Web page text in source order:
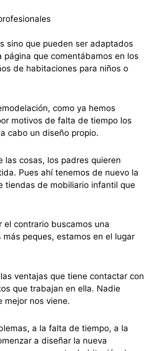
sino que pueden ser adaptados
que comentábamos en los
de habitaciones para niños o
como ya hemos
motivos de falta de tiempo los
cabo un diseño propio.
las cosas, los padres quieren
Pues ahí tenemos de nuevo la
tiendas de mobiliario infantil que
el contrario buscamos una
peques, estamos en el lugar
ventajas que tiene contactar con
que trabajan en ella. Nadie
mejor nos viene.
a la falta de tiempo, a la
a diseñar la nueva